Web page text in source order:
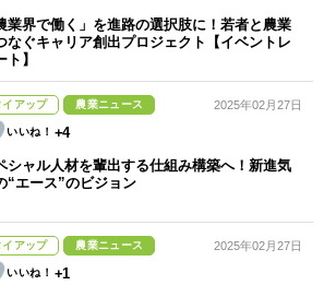
業界で働く」を進路の選択肢に！若者と農業
なぐキャリア創出プロジェクト【イベントレ
ト】
イアップ 農業ニュース
+4
2025年02月27日
シャル人材を輩出する仕組み構築へ！新進気
“エース”のビジョン
イアップ 農業ニュース
+1
2025年02月27日